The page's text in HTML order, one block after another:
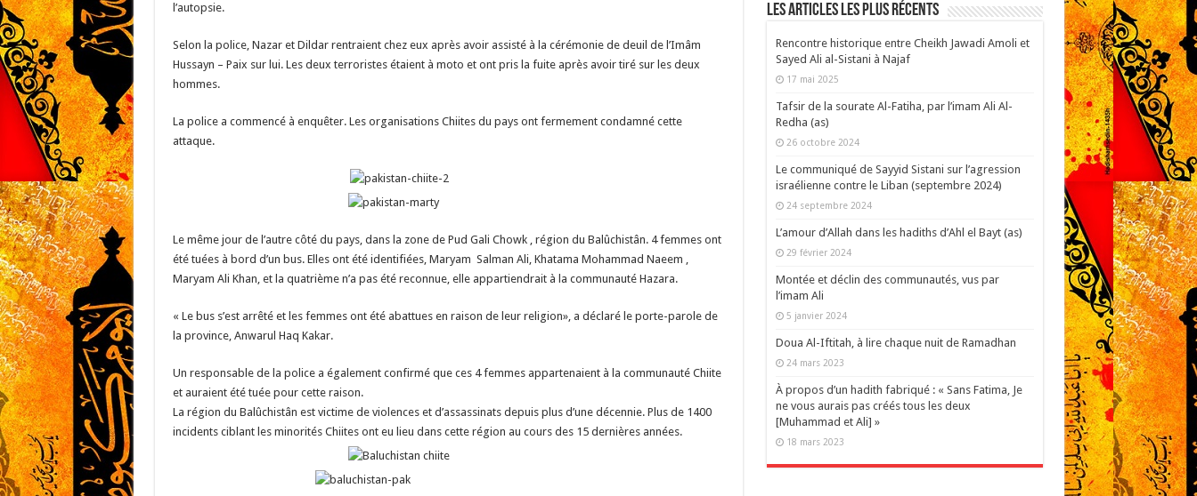
l’autopsie.
Selon la police, Nazar et Dildar rentraient chez eux après avoir assisté à la cérémonie de deuil de l’Imâm
Hussayn – Paix sur lui. Les deux terroristes étaient à moto et ont pris la fuite après avoir tiré sur les deux
hommes.
La police a commencé à enquêter. Les organisations Chiites du pays ont fermement condamné cette
attaque.
Le même jour de l’autre côté du pays, dans la zone de Pud Gali Chowk , région du Balûchistân. 4 femmes ont
été tuées à bord d’un bus. Elles ont été identifiées, Maryam Salman Ali, Khatama Mohammad Naeem ,
Maryam Ali Khan, et la quatrième n’a pas été reconnue, elle appartiendrait à la communauté Hazara.
« Le bus s’est arrêté et les femmes ont été abattues en raison de leur religion», a déclaré le porte-parole de
la province, Anwarul Haq Kakar.
Un responsable de la police a également confirmé que ces 4 femmes appartenaient à la communauté Chiite
et auraient été tuée pour cette raison.
La région du Balûchistân est victime de violences et d’assassinats depuis plus d’une décennie. Plus de 1400
incidents ciblant les minorités Chiites ont eu lieu dans cette région au cours des 15 dernières années.
Les articles les plus récents
Rencontre historique entre Cheikh Jawadi Amoli et
Sayed Ali al-Sistani à Najaf
17 mai 2025
Tafsir de la sourate Al-Fatiha, par l’imam Ali Al-
Redha (as)
26 octobre 2024
Le communiqué de Sayyid Sistani sur l’agression
israélienne contre le Liban (septembre 2024)
24 septembre 2024
L’amour d’Allah dans les hadiths d’Ahl el Bayt (as)
29 février 2024
Montée et déclin des communautés, vus par
l’imam Ali
5 janvier 2024
Doua Al-Iftitah, à lire chaque nuit de Ramadhan
24 mars 2023
À propos d’un hadith fabriqué : « Sans Fatima, Je
ne vous aurais pas créés tous les deux
[Muhammad et Ali] »
18 mars 2023